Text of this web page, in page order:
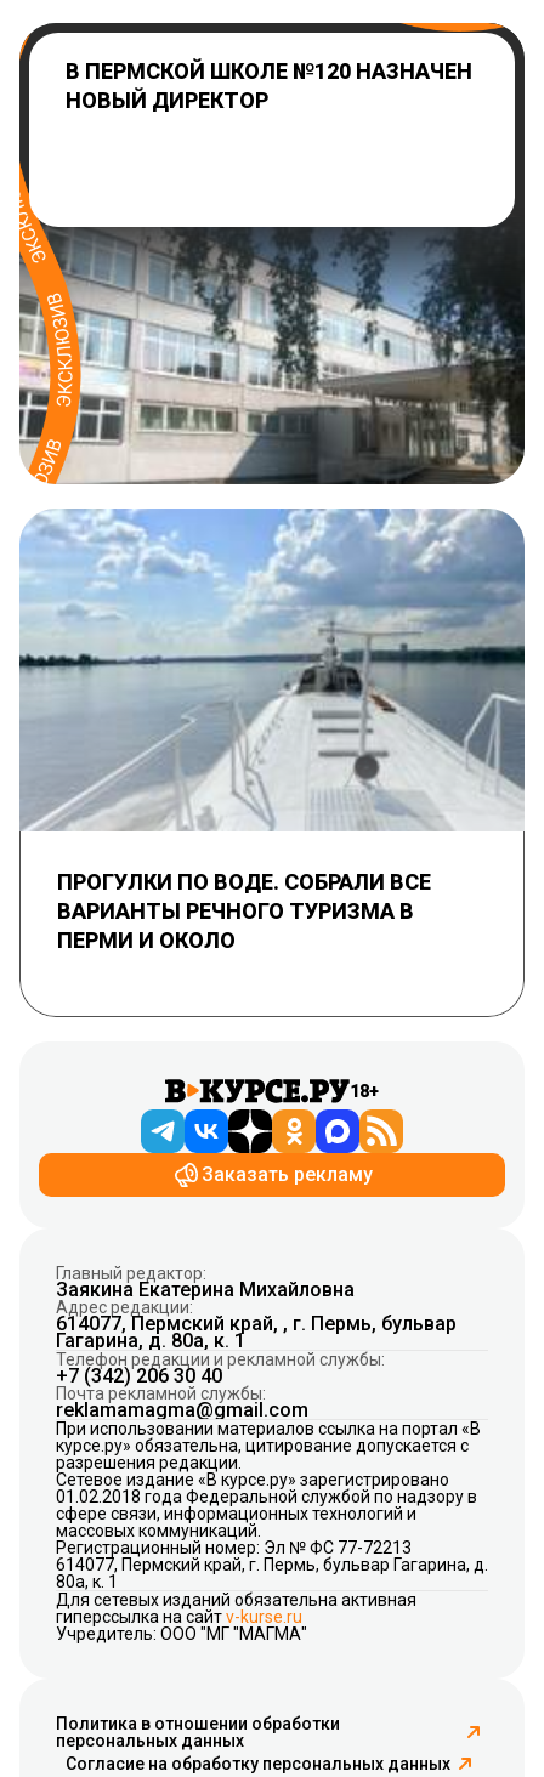
В ПЕРМСКОЙ ШКОЛЕ №120 НАЗНАЧЕН
НОВЫЙ ДИРЕКТОР
ПРОГУЛКИ ПО ВОДЕ. СОБРАЛИ ВСЕ
ВАРИАНТЫ РЕЧНОГО ТУРИЗМА В
ПЕРМИ И ОКОЛО
18+
Заказать рекламу
Главный редактор:
Заякина Екатерина Михайловна
Адрес редакции:
614077, Пермский край, , г. Пермь, бульвар
Гагарина, д. 80а, к. 1
Телефон редакции и рекламной службы:
+7 (342) 206 30 40
Почта рекламной службы:
reklamamagma@gmail.com
При использовании материалов ссылка на портал «В
курсе.ру» обязательна, цитирование допускается с
разрешения редакции.
Сетевое издание «В курсе.ру» зарегистрировано
01.02.2018 года Федеральной службой по надзору в
сфере связи, информационных технологий и
массовых коммуникаций.
Регистрационный номер: Эл № ФС 77-72213
614077, Пермский край, г. Пермь, бульвар Гагарина, д.
80а, к. 1
Для сетевых изданий обязательна активная
гиперссылка на сайтv-kurse.ru
Учредитель: ООО "МГ "МАГМА"
Политика в отношении обработки
персональных данных
Согласие на обработку персональных данных